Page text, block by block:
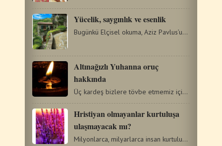
Yücelik, saygınlık ve esenlik
Bugünkü Elçisel okuma, Aziz Pavlus’un 57 yılı civarında…
Altınağızlı Yuhanna oruç
hakkında
Üç kardeş bizlere tövbe etmemiz için yardım eder, bunlar…
Hristiyan olmayanlar kurtuluşa
ulaşmayacak mı?
Milyonlarca, milyarlarca insan kurtuluşa ulaşamayacak mı?…